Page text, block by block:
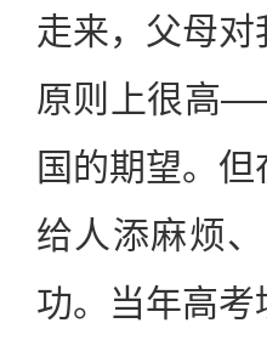
走来，父母
原则上很高
国的期望。
给人添麻烦
功。当年高